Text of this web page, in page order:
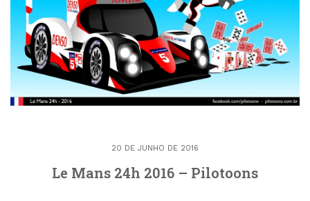
20 DE JUNHO DE 2016
Le Mans 24h 2016 – Pilotoons